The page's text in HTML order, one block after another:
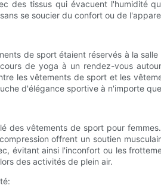
des tissus qui évacuent l'humidité
se soucier du confort ou de
de sport étaient réservés à la
de yoga à un rendez-vous
les vêtements de sport et les
d'élégance sportive à n'importe
des vêtements de sport pour
offrent un soutien
évitant ainsi l'inconfort ou les
des activités de plein air.